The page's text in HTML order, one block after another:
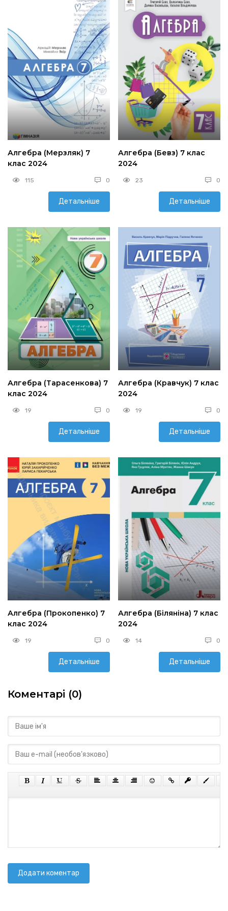
Алгебра (Мерзляк) 7
клас 2024
115 0
Детальніше
Алгебра (Бевз) 7 клас
2024
23 0
Детальніше
Алгебра (Тарасенкова) 7
клас 2024
19 0
Детальніше
Алгебра (Кравчук) 7 клас
2024
19 0
Детальніше
Алгебра (Прокопенко) 7
клас 2024
19 0
Детальніше
Алгебра (Біляніна) 7 клас
2024
14 0
Детальніше
Коментарі (0)
Додати коментар